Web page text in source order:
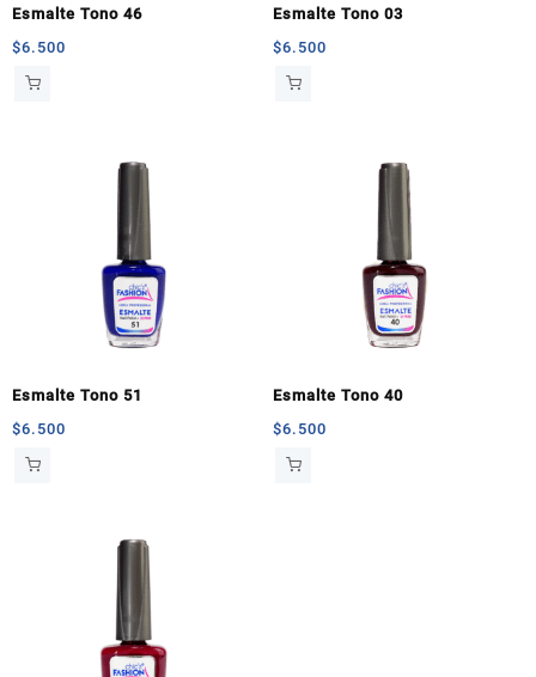
Esmalte Tono 46
$6.500
Esmalte Tono 03
$6.500
Esmalte Tono 51
$6.500
Esmalte Tono 40
$6.500